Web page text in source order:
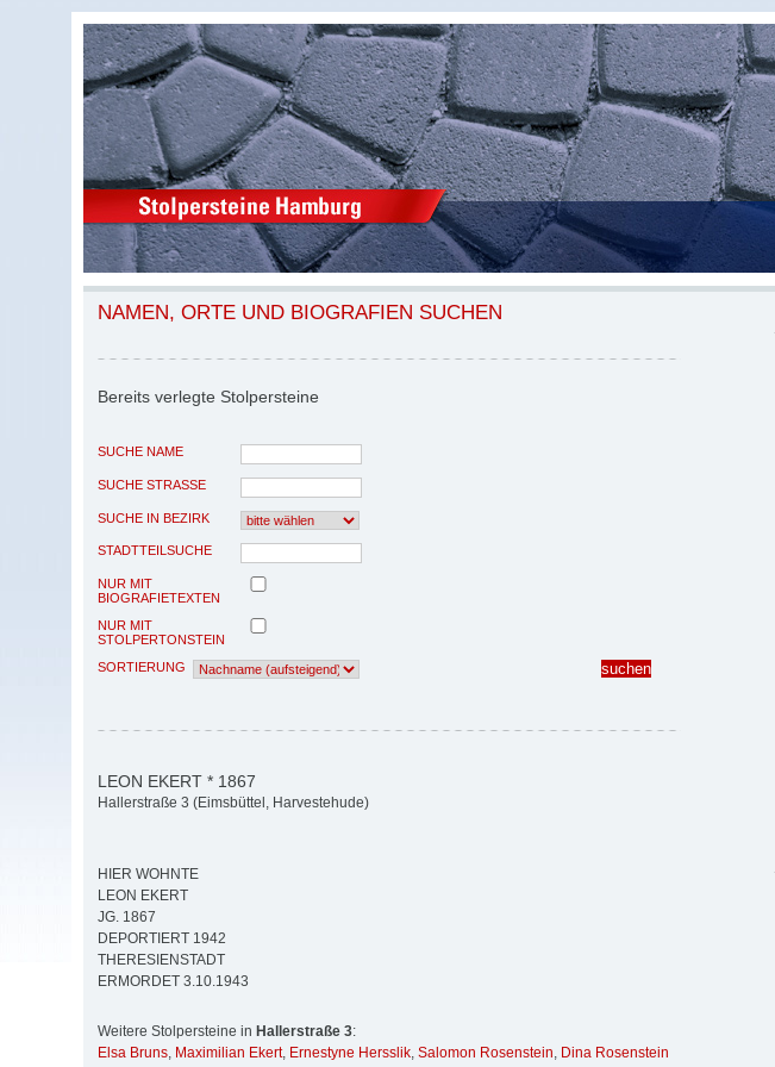
NAMEN, ORTE UND BIOGRAFIEN SUCHEN
Bereits verlegte Stolpersteine
SUCHE NAME
SUCHE STRASSE
SUCHE IN BEZIRK
STADTTEILSUCHE
NUR MIT
BIOGRAFIETEXTEN
NUR MIT
STOLPERTONSTEIN
SORTIERUNG
LEON EKERT * 1867
Hallerstraße 3 (Eimsbüttel, Harvestehude)
HIER WOHNTE
LEON EKERT
JG. 1867
DEPORTIERT 1942
THERESIENSTADT
ERMORDET 3.10.1943
Weitere Stolpersteine in Hallerstraße 3:
Elsa Bruns, Maximilian Ekert, Ernestyne Hersslik, Salomon Rosenstein, Dina Rosenstein